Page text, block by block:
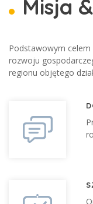
Misja
Podstawowym celem
rozwoju
regionu objętego